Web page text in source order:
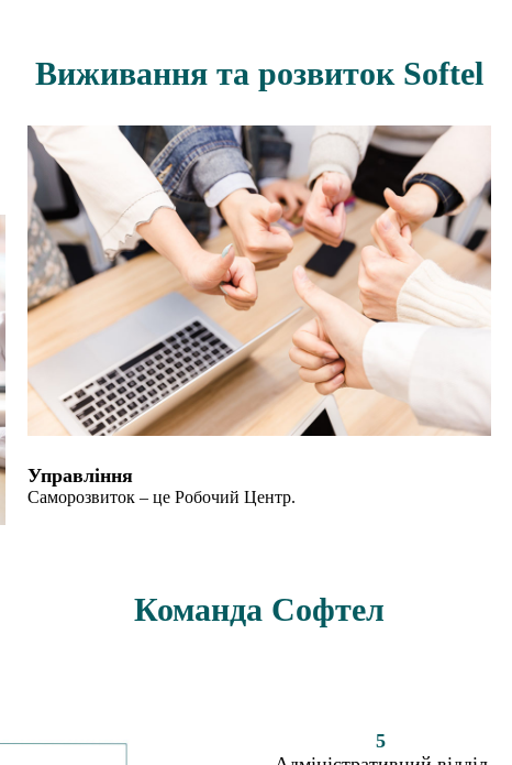
Виживання та розвиток Softel
Управління
Саморозвиток – це Робочий Центр.
Команда Софтел
5